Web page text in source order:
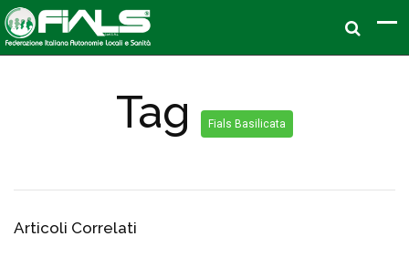
Tag Fials Basilicata
Articoli Correlati